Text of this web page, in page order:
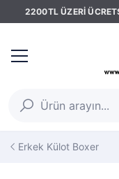
2200TL ÜZERİ
Erkek Külot Boxer